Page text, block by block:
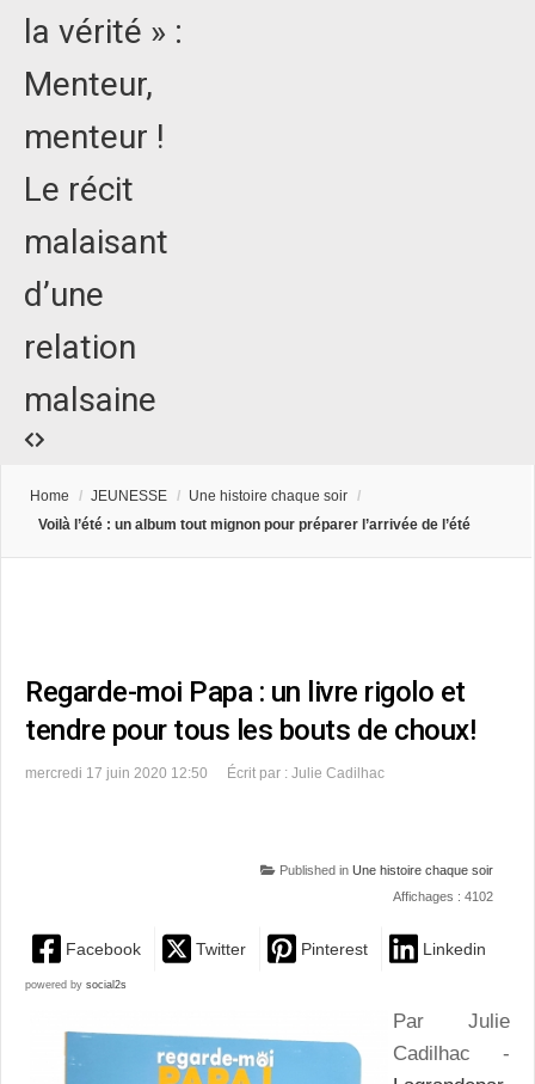
la vérité » :
Menteur,
menteur !
Le récit
malaisant
d’une
relation
malsaine
Home / JEUNESSE / Une histoire chaque soir /
Voilà l’été : un album tout mignon pour préparer l’arrivée de l’été
Regarde-moi Papa : un livre rigolo et
tendre pour tous les bouts de choux!
mercredi 17 juin 2020 12:50 Écrit par : Julie Cadilhac
Published in Une histoire chaque soir
Affichages : 4102
Facebook Twitter Pinterest Linkedin
powered by social2s
Par Julie
Cadilhac -